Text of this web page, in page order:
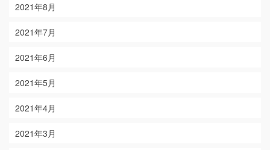
2021年8月
2021年7月
2021年6月
2021年5月
2021年4月
2021年3月